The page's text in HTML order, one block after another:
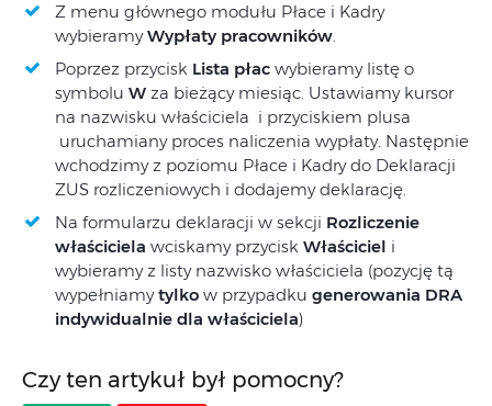
Z menu głównego modułu Płace i Kadry
wybieramyWypłaty pracowników.
Poprzez przycisk Lista płac wybieramy listę o
symbolu W za bieżący miesiąc. Ustawiamy kursor
na nazwisku właściciela i przyciskiem plusa
uruchamiany proces naliczenia wypłaty. Następnie
wchodzimy z poziomu Płace i Kadry do Deklaracji
ZUS rozliczeniowych i dodajemy deklarację.
Na formularzu deklaracji w sekcji Rozliczenie
właściciela wciskamy przycisk Właściciel i
wybieramy z listy nazwisko właściciela (pozycję tą
wypełniamytylko w przypadku generowania DRA
indywidualnie dla właściciela)
Czy ten artykuł był pomocny?